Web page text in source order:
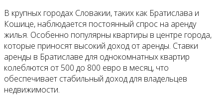
В крупных городах Словакии, таких как Братислава и
Кошице, наблюдается постоянный спрос на аренду
жилья. Особенно популярны квартиры в центре города,
которые приносят высокий доход от аренды. Ставки
аренды в Братиславе для однокомнатных квартир
колеблются от 500 до 800 евро в месяц, что
обеспечивает стабильный доход для владельцев
недвижимости.